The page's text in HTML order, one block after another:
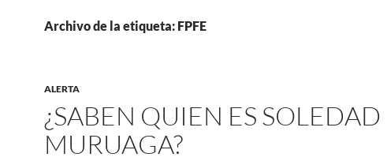
Archivo de la etiqueta: FPFE
ALERTA
¿SABEN QUIEN ES SOLEDAD
MURUAGA?